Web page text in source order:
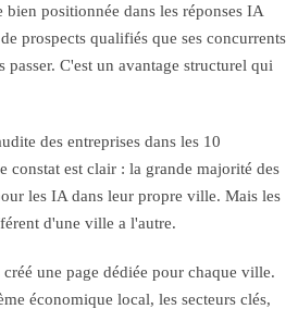
bien positionnée dans les réponses IA
prospects qualifiés que ses concurrents
C'est un avantage structurel qui
des entreprises dans les 10
constat est clair : la grande majorité des
les IA dans leur propre ville. Mais les
d'une ville a l'autre.
une page dédiée pour chaque ville.
économique local, les secteurs clés,